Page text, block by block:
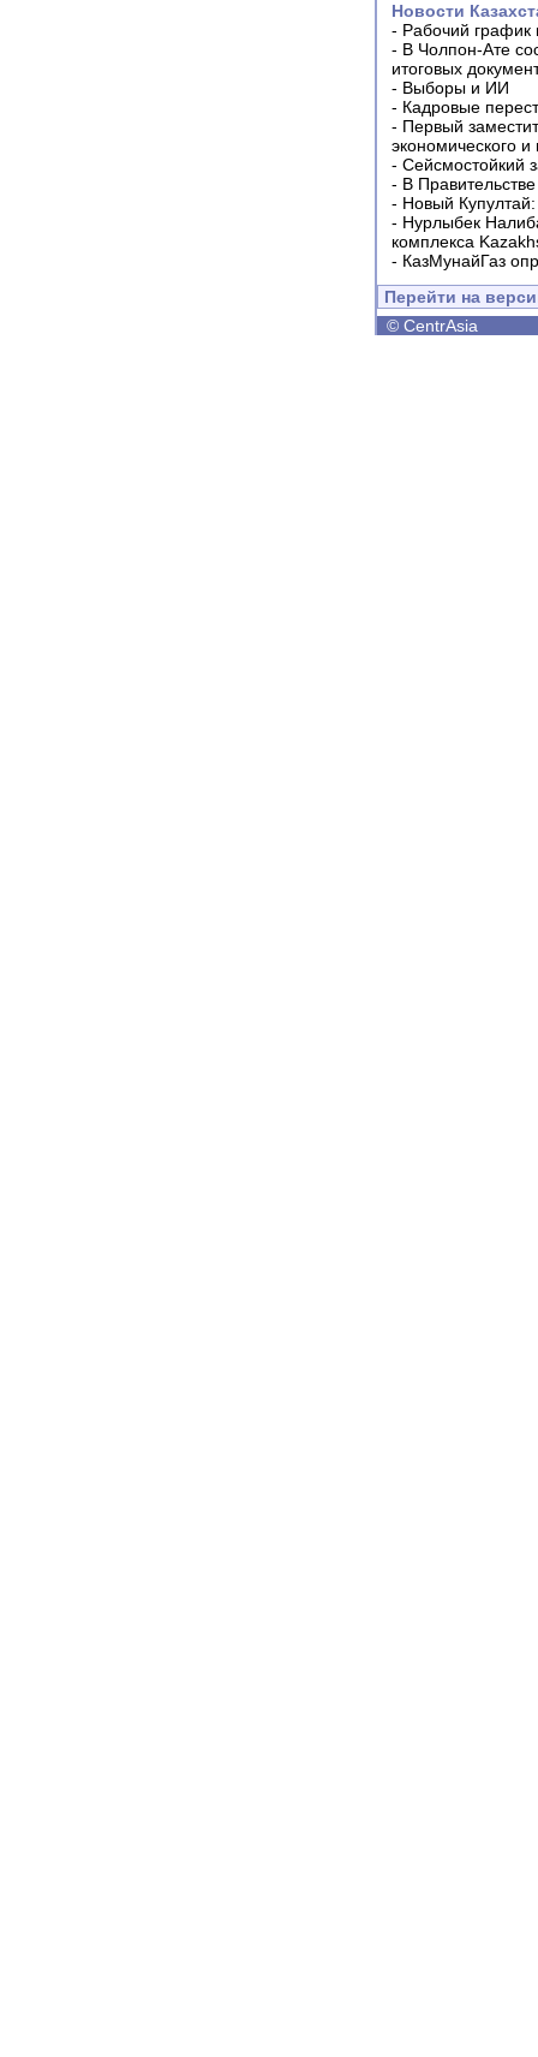
Новости
- Рабочий график
- В Чолпон-Ате
итоговых
- Выборы и ИИ
- Кадровые
- Первый
экономического
- Сейсмостойкий
- В
- Новый
- Нурлыбек
комплекса
- КазМунайГаз
Перейти на
© CentrAsia